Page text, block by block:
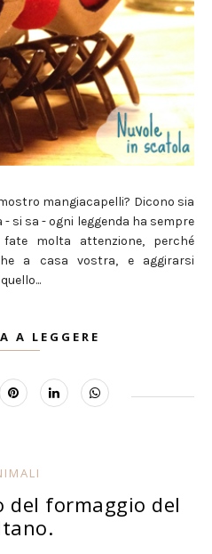
mangiacapelli? Dicono sia
si sa - ogni leggenda ha sempre
molta attenzione, perché
a casa vostra, e aggirarsi
A LEGGERE
del formaggio del